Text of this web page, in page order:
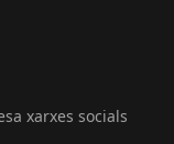
xarxes socials